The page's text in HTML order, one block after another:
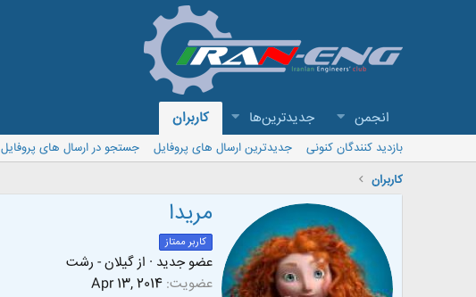
انجمن جدیدترین‌ها کاربران
بازدید کنندگان کنونی جدیدترین ارسال های پروفایل
جستجو در ارسال های پروفایل
کاربران
مریدا
کاربر ممتاز
عضو جدید · ازگیلان - رشت
عضویت Apr 13, 2014